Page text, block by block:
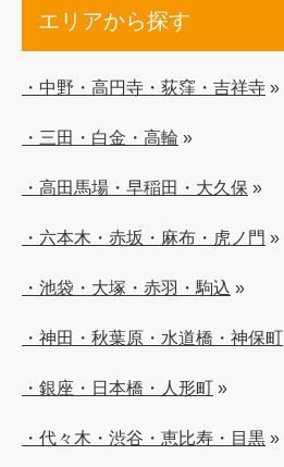
エリアから探す
・中野・高円寺・荻窪・吉祥寺 »
・三田・白金・高輪 »
・高田馬場・早稲田・大久保 »
・六本木・赤坂・麻布・虎ノ門 »
・池袋・大塚・赤羽・駒込 »
・神田・秋葉原・水道橋・神保町
・銀座・日本橋・人形町 »
・代々木・渋谷・恵比寿・目黒 »